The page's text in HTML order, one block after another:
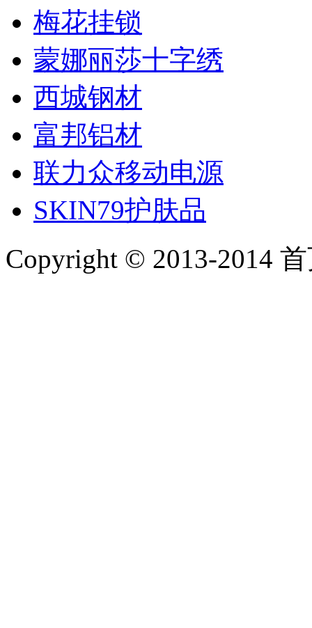
梅花挂锁
蒙娜丽莎十字绣
西城钢材
富邦铝材
联力众移动电源
SKIN79护肤品
Copyright © 2013-2014